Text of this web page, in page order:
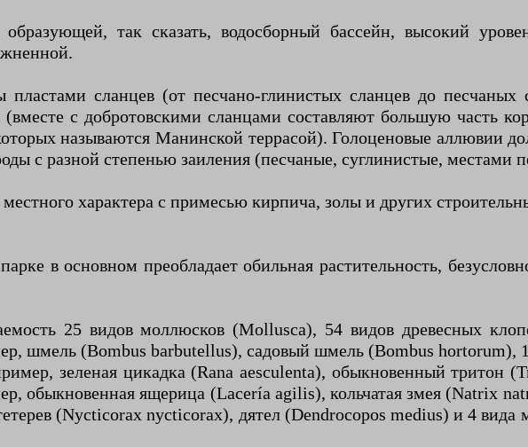
так сказать, водосборный бассейн, высокий
сланцев (от песчано-глинистых сланцев до песчаных
с добротовскими сланцами составляют большую часть
называются Манинской террасой). Голоценовые аллювии
с разной степенью заиления (песчаные, суглинистые, местами
характера с примесью кирпича, золы и других
в основном преобладает обильная растительность,
25 видов моллюсков (Mollusca), 54 видов древесных
шмель (Bombus barbutellus), садовый шмель (Bombus hortorum),
зеленая цикадка (Rana aesculenta), обыкновенный тритон
обыкновенная ящерица (Lacería agilis), кольчатая змея (Natrix
(Nycticorax nycticorax), дятел (Dendrocopos medius) и 4